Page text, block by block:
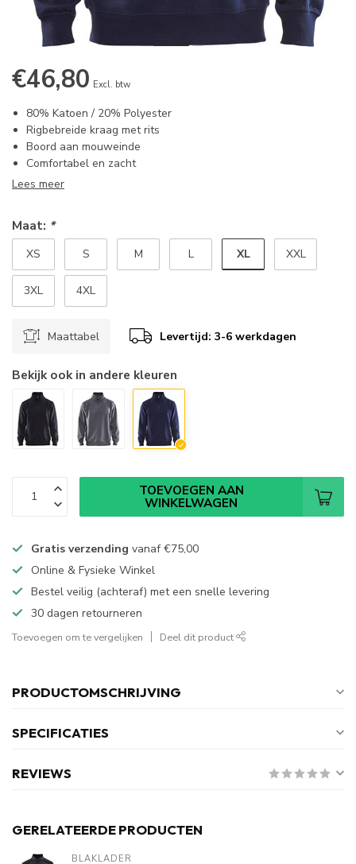
€46,80 Excl. btw
80% Katoen / 20% Polyester
Rigbebreide kraag met rits
Boord aan mouweinde
Comfortabel en zacht
Lees meer
Maat: *
XS S M L XL XXL
3XL 4XL
Maattabel Levertijd: 3-6 werkdagen
Bekijk ook in andere kleuren
TOEVOEGEN AAN
WINKELWAGEN
Gratis verzending vanaf€75,00
Online & Fysieke Winkel
Bestel veilig (achteraf) met een snelle levering
30 dagen retourneren
Toevoegen om te vergelijken Deel dit product
PRODUCTOMSCHRIJVING
SPECIFICATIES
REVIEWS
GERELATEERDE PRODUCTEN
BLAKLADER